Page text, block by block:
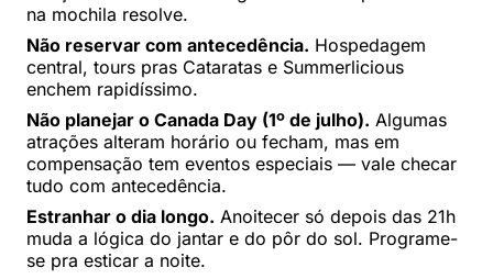
na mochila resolve.
Não reservar com antecedência. Hospedagem
central, tours pras Cataratas e Summerlicious
enchem rapidíssimo.
Não planejar o Canada Day (1º de julho). Algumas
atrações alteram horário ou fecham, mas em
compensação tem eventos especiais — vale checar
tudo com antecedência.
Estranhar o dia longo. Anoitecer só depois das 21h
muda a lógica do jantar e do pôr do sol. Programe-
se pra esticar a noite.